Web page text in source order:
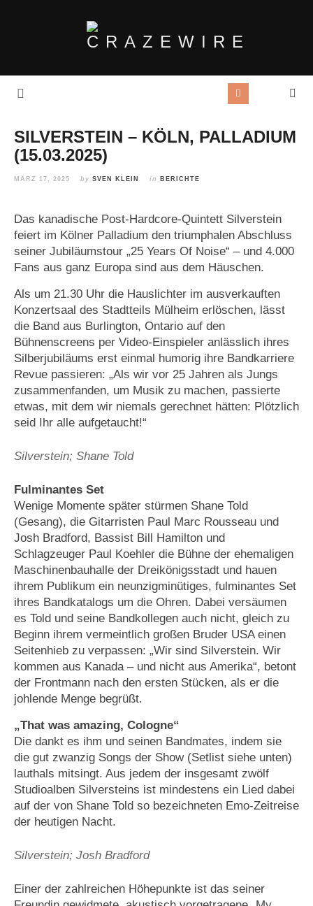
SILVERSTEIN – KÖLN, PALLADIUM
(15.03.2025)
MÄRZ 17, 2025 by SVEN KLEIN in BERICHTE
Das kanadische Post-Hardcore-Quintett Silverstein
feiert im Kölner Palladium den triumphalen Abschluss
seiner Jubiläumstour „25 Years Of Noise“ – und 4.000
Fans aus ganz Europa sind aus dem Häuschen.
Als um 21.30 Uhr die Hauslichter im ausverkauften
Konzertsaal des Stadtteils Mülheim erlöschen, lässt
die Band aus Burlington, Ontario auf den
Bühnenscreens per Video-Einspieler anlässlich ihres
Silberjubiläums erst einmal humorig ihre Bandkarriere
Revue passieren: „Als wir vor 25 Jahren als Jungs
zusammenfanden, um Musik zu machen, passierte
etwas, mit dem wir niemals gerechnet hätten: Plötzlich
seid Ihr alle aufgetaucht!“
Silverstein; Shane Told
Fulminantes Set
Wenige Momente später stürmen Shane Told
(Gesang), die Gitarristen Paul Marc Rousseau und
Josh Bradford, Bassist Bill Hamilton und
Schlagzeuger Paul Koehler die Bühne der ehemaligen
Maschinenbauhalle der Dreikönigsstadt und hauen
ihrem Publikum ein neunzigminütiges, fulminantes Set
ihres Bandkatalogs um die Ohren. Dabei versäumen
es Told und seine Bandkollegen auch nicht, gleich zu
Beginn ihrem vermeintlich großen Bruder USA einen
Seitenhieb zu verpassen: „Wir sind Silverstein. Wir
kommen aus Kanada – und nicht aus Amerika“, betont
der Frontmann nach den ersten Stücken, als er die
johlende Menge begrüßt.
„That was amazing, Cologne“
Die dankt es ihm und seinen Bandmates, indem sie
die gut zwanzig Songs der Show (Setlist siehe unten)
lauthals mitsingt. Aus jedem der insgesamt zwölf
Studioalben Silversteins ist mindestens ein Lied dabei
auf der von Shane Told so bezeichneten Emo-Zeitreise
der heutigen Nacht.
Silverstein; Josh Bradford
Einer der zahlreichen Höhepunkte ist das seiner